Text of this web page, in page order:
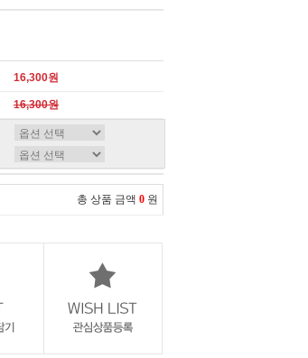
16,300원
16,300원
총 상품 금액 0 원